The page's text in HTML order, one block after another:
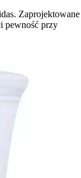
Zaprojektowane
pewność przy